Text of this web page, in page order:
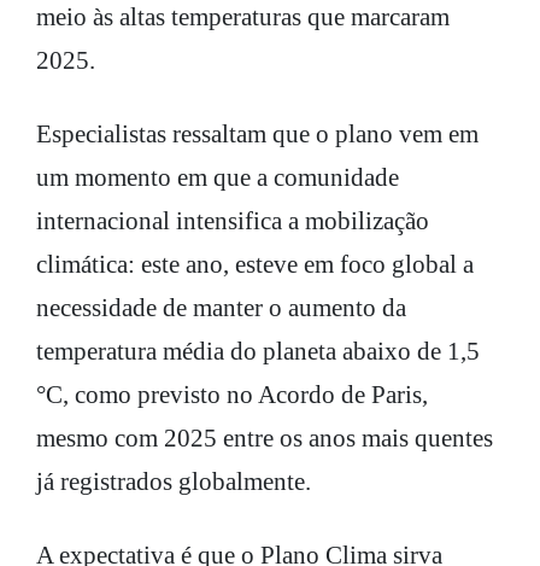
meio às altas temperaturas que marcaram
2025.
Especialistas ressaltam que o plano vem em
um momento em que a comunidade
internacional intensifica a mobilização
climática: este ano, esteve em foco global a
necessidade de manter o aumento da
temperatura média do planeta abaixo de 1,5
°C, como previsto no Acordo de Paris,
mesmo com 2025 entre os anos mais quentes
já registrados globalmente.
A expectativa é que o Plano Clima sirva